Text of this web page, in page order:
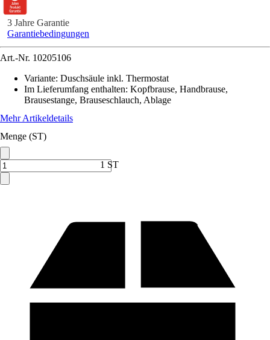
3 Jahre Garantie
Garantiebedingungen
Art.-Nr. 10205106
Variante: Duschsäule inkl. Thermostat
Im Lieferumfang enthalten: Kopfbrause, Handbrause,
Brausestange, Brauseschlauch, Ablage
Mehr Artikeldetails
Menge (ST)
1 ST